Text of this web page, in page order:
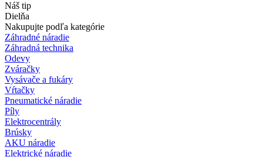
Náš tip
Dielňa
Nakupujte podľa kategórie
Záhradné náradie
Záhradná technika
Odevy
Zváračky
Vysávače a fukáry
Vŕtačky
Pneumatické náradie
Píly
Elektrocentrály
Brúsky
AKU náradie
Elektrické náradie